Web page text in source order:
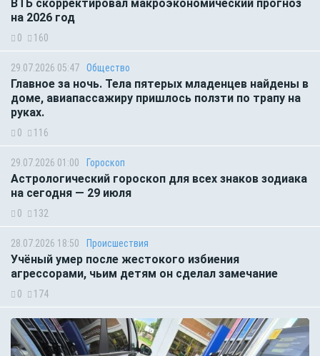
ВТБ скорректировал макроэкономический прогноз
на 2026 год
0 160
29.07.2026 05:47 Общество
Главное за ночь. Тела пятерых младенцев найдены в
доме, авиапассажиру пришлось ползти по трапу на
руках.
0 116
29.07.2026 01:00 Гороскоп
Астрологический гороскоп для всех знаков зодиака
на сегодня — 29 июля
0 132
28.07.2026 18:50 Происшествия
Учёный умер после жестокого избиения
агрессорами, чьим детям он сделал замечание
0 174